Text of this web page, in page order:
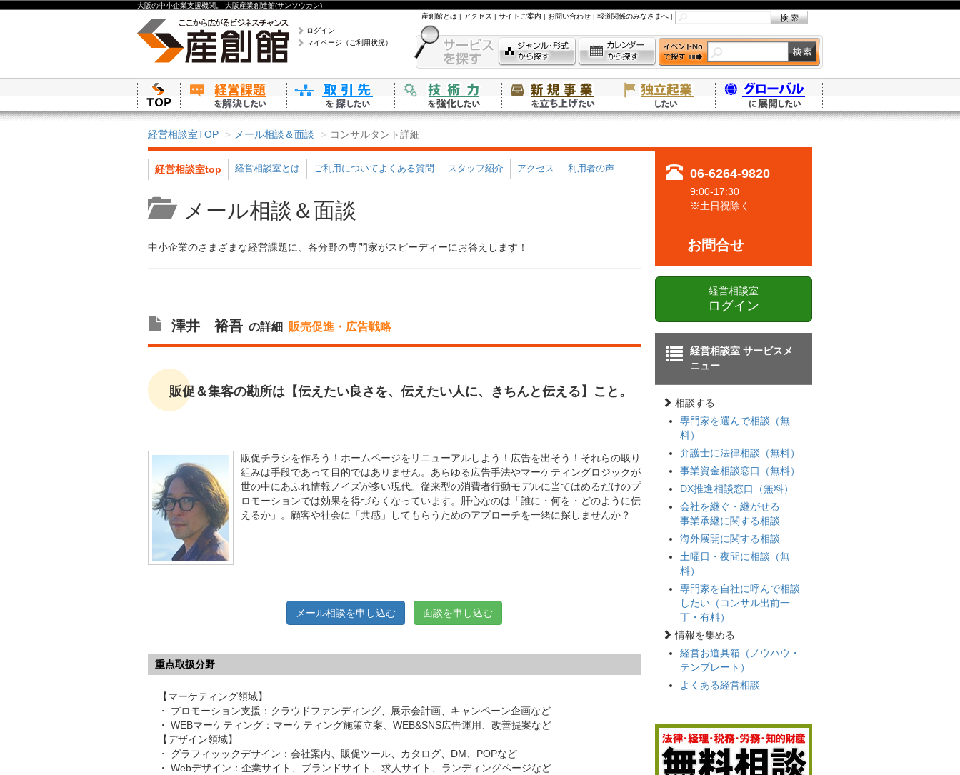
大阪の中小企業支援機関。 大阪産業創造館(サンソウカン)
ログイン
マイページ（ご利用状況）
産創館とは | アクセス | サイトご案内 | お問い合わせ | 報道関係のみなさまへ |
経営相談室TOP メール相談＆面談 コンサルタント詳細
経営相談室top 経営相談室とは ご利用についてよくある質問 スタッフ紹介 アクセス 利用者の声
メール相談＆面談
中小企業のさまざまな経営課題に、各分野の専門家がスピーディーにお答えします！
澤井 裕吾 の詳細 販売促進・広告戦略
販促＆集客の勘所は【伝えたい良さを、伝えたい人に、きちんと伝える】こと。
販促チラシを作ろう！ホームページをリニューアルしよう！広告を出そう！それらの取り
組みは手段であって目的ではありません。あらゆる広告手法やマーケティングロジックが
世の中にあふれ情報ノイズが多い現代。従来型の消費者行動モデルに当てはめるだけのプ
ロモーションでは効果を得づらくなっています。肝心なのは「誰に・何を・どのように伝
えるか」。顧客や社会に「共感」してもらうためのアプローチを一緒に探しませんか？
メール相談を申し込む 面談を申し込む
重点取扱分野
【マーケティング領域】
・ プロモーション支援：クラウドファンディング、展示会計画、キャンペーン企画など
・ WEBマーケティング：マーケティング施策立案、WEB&SNS広告運用、改善提案など
【デザイン領域】
・ グラフィッックデサイン：会社案内、販促ツール、カタログ、DM、POPなど
・ Webデザイン：企業サイト、ブランドサイト、求人サイト、ランディングページなど
06-6264-9820
9:00-17:30
※土日祝除く
お問合せ
経営相談室
ログイン
経営相談室 サービスメ
ニュー
相談する
専門家を選んで相談（無
料）
弁護士に法律相談（無料）
事業資金相談窓口（無料）
DX推進相談窓口（無料）
会社を継ぐ・継がせる
事業承継に関する相談
海外展開に関する相談
土曜日・夜間に相談（無
料）
専門家を自社に呼んで相談
したい（コンサル出前一
丁・有料）
情報を集める
経営お道具箱（ノウハウ・
テンプレート）
よくある経営相談